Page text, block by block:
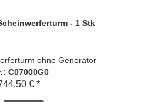
- 1 Stk
ohne Generator
C07000G0
€ *